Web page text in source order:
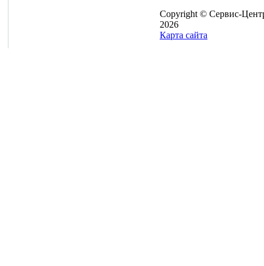
Copyright © Сервис-
2026
Карта сайта